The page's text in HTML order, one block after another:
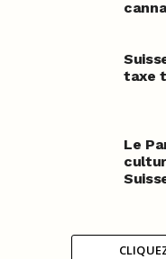
taxe
Le